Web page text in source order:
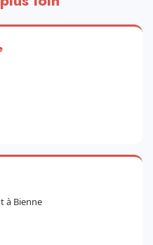
à Bienne